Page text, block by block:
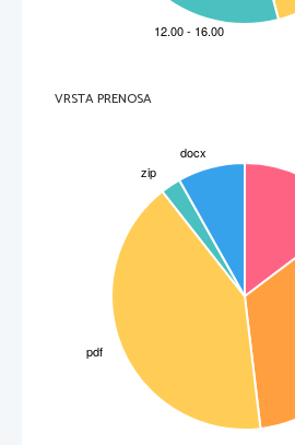
VRSTA PRENOSA